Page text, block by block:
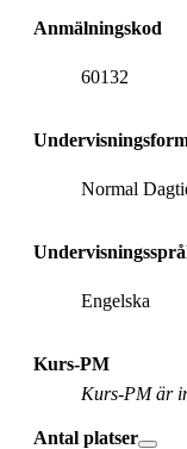
Anmälningskod
60132
Normal
Engelska
Kurs-PM
Kurs-PM är
Antal platser